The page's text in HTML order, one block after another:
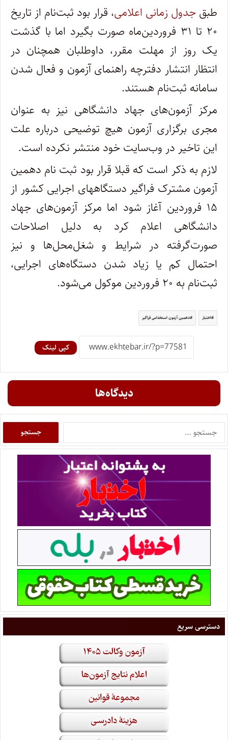
طبق جدول زمانی اعلامی، قرار بود ثبت‌نام از تاریخ
۲۰ تا ۳۱ فروردین‌ماه صورت بگیرد اما با گذشت
یک روز از مهلت مقرر، داوطلبان همچنان در
انتظار انتشار دفترچه راهنمای آزمون و فعال شدن
سامانه ثبت‌نام هستند.
مرکز آزمون‌های جهاد دانشگاهی نیز به عنوان
مجری برگزاری آزمون هیچ توضیحی درباره علت
این تاخیر در وب‌سایت خود منتشر نکرده است.
لازم به ذکر است که قبلا قرار بود ثبت نام دهمین
آزمون مشترک فراگیر دستگاههای اجرایی کشور از
۱۵ فروردین آغاز شود اما مرکز آزمون‌های جهاد
دانشگاهی اعلام کرد به دلیل اصلاحات
صورت‌گرفته در شرایط و شغل‌محل‌ها و نیز
احتمال کم یا زیاد شدن دستگاه‌های اجرایی،
ثبت‌نام به ۲۰ فروردین موکول می‌شود.
اختبار دهمین آزمون استخدامی فراگیر
کپی لینک
دیدگاه‌ها
دسترسی سریع